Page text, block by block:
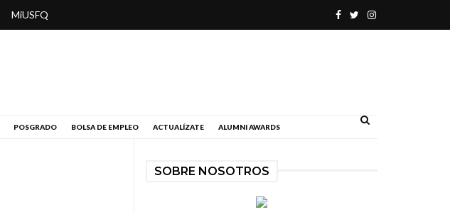
MiUSFQ
POSGRADO BOLSA DE EMPLEO ACTUALÍZATE ALUMNI AWARDS
SOBRE NOSOTROS